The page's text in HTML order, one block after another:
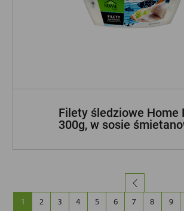
Filety śledziowe Home
300g, w sosie